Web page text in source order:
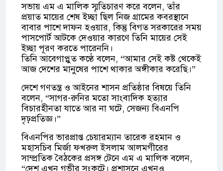
সভায় এম এ মালিক স্মৃতিচারণ করে বলেন, তাঁর
প্রয়াত মায়ের শেষ ইচ্ছা ছিল নিজ গ্রামের কবরস্থানে
বাবার পাশে দাফন হওয়ার, কিন্তু বিগত সরকারের সময়
পাসপোর্ট আটকে দেওয়ার কারণে তিনি মায়ের সেই
ইচ্ছা পূরণ করতে পারেননি।
তিনি আবেগাপ্লুত কণ্ঠে বলেন, “আমার সেই কষ্ট থেকেই
আজ দেশের মানুষের পাশে থাকার অঙ্গীকার করেছি।”
দেশে গণতন্ত্র ও আইনের শাসন প্রতিষ্ঠার বিষয়ে তিনি
বলেন, “সাগর-রুনির মতো সাংবাদিক হত্যার
বিচারহীনতা যাতে আর না ঘটে, সেজন্য বিএনপি
দৃঢ়প্রতিজ্ঞ।”
বিএনপির ভারপ্রাপ্ত চেয়ারম্যান তারেক রহমান ও
মহাসচিব মির্জা ফখরুল ইসলাম আলমগীরের
সাম্প্রতিক বৈঠকের প্রসঙ্গ টেনে এম এ মালিক বলেন,
“দেশ এখন গভীর সংকটে। প্রশাসনে এখনও